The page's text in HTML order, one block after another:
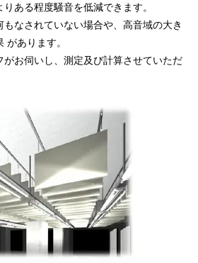
ある程度騒音を低減できます。
なされていない場合や、高音域の大き
があります。
お伺いし、測定及び計算させていただ